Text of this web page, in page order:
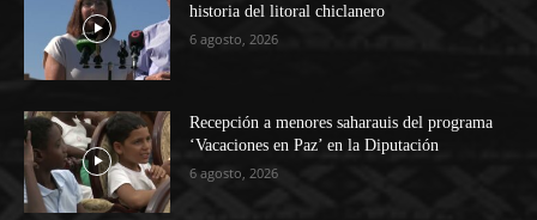
historia del litoral chiclanero
6 agosto, 2026
Recepción a menores saharauis del programa
‘Vacaciones en Paz’ en la Diputación
6 agosto, 2026